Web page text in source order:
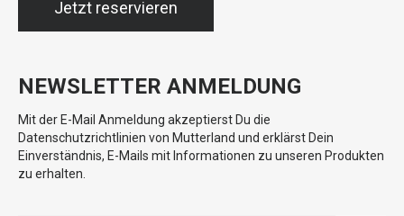
Jetzt reservieren
NEWSLETTER ANMELDUNG
Mit der E-Mail Anmeldung akzeptierst Du die
Datenschutzrichtlinien von Mutterland und erklärst Dein
Einverständnis, E-Mails mit Informationen zu unseren Produkten
zu erhalten.